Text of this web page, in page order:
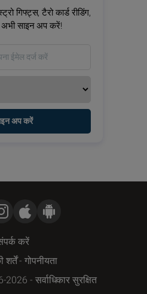
गिफ्ट्स, टैरो कार्ड रीडिंग,
अभी साइन अप करें!
अप करें
करें
शर्तें-गोपनीयता
- सर्वाधिकार सुरक्षित